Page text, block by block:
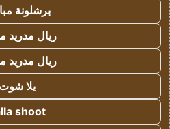
برشلونة
ريال مدريد
ريال مدريد
يلا شوت
shoot